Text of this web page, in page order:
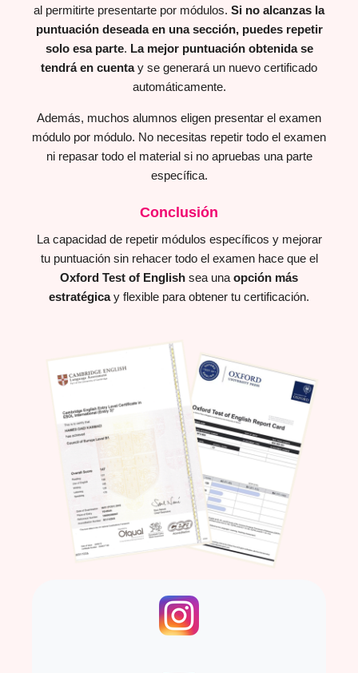
al permitirte presentarte por módulos. Si no alcanzas la
puntuación deseada en una sección, puedes repetir
solo esa parte. La mejor puntuación obtenida se
tendrá en cuentay se generará un nuevo certificado
automáticamente.
Además, muchos alumnos eligen presentar el examen
módulo por módulo. No necesitas repetir todo el examen
ni repasar todo el material si no apruebas una parte
específica.
Conclusión
La capacidad de repetir módulos específicos y mejorar
tu puntuación sin rehacer todo el examen hace que el
Oxford Test of English sea una opción más
estratégicay flexible para obtener tu certificación.